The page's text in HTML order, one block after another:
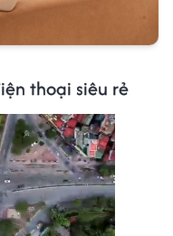
thoại siêu rẻ